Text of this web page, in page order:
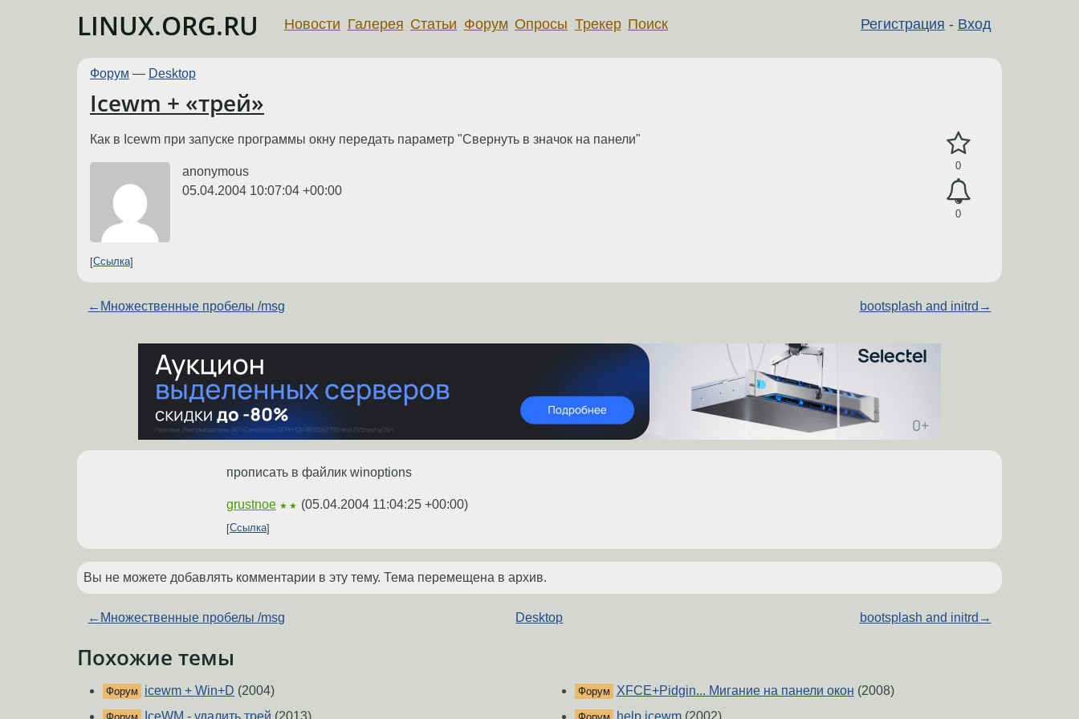
LINUX.ORG.RU Регистрация - Вход
Новости Галерея Статьи Форум Опросы Трекер Поиск
Форум — Desktop
Icewm + «трей»
0
0
Как в Icewm при запуске программы окну передать параметр "Свернуть в значок на панели"
anonymous
05.04.2004 10:07:04 +00:00
Ссылка
← Множественные пробелы /msg bootsplash and initrd →
прописать в файлик winoptions
grustnoe ★★ (05.04.2004 11:04:25 +00:00)
Ссылка
Вы не можете добавлять комментарии в эту тему. Тема перемещена в архив.
← Множественные пробелы /msg Desktop bootsplash and initrd →
Похожие темы
Форум icewm + Win+D (2004) Форум XFCE+Pidgin... Мигание на панели окон (2008)